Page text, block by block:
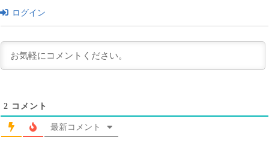
ログイン
2 コメント
最新コメント